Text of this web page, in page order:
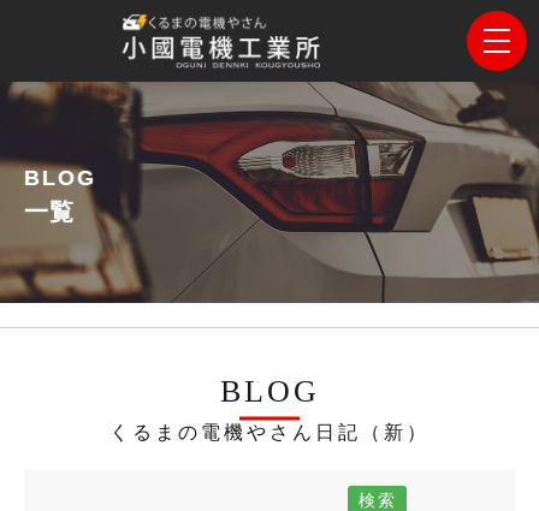
BLOG
一覧
BLOG
くるまの電機やさん日記（新）
検索